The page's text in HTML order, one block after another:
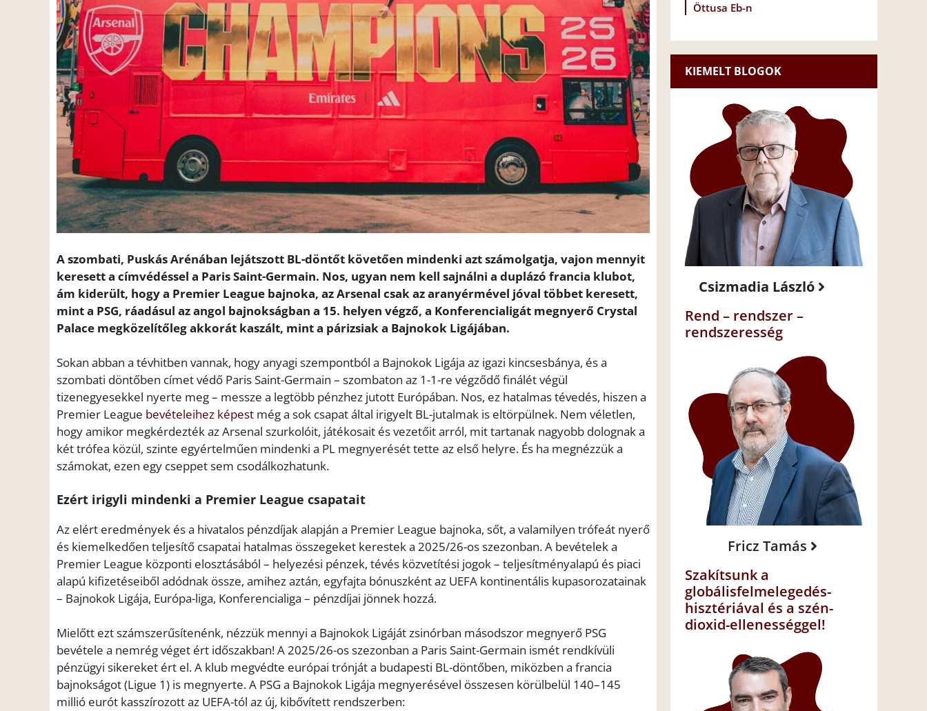
A szombati, Puskás Arénában lejátszott BL-döntőt követően mindenki azt számolgatja, vajon mennyit
keresett a címvédéssel a Paris Saint-Germain. Nos, ugyan nem kell sajnálni a duplázó francia klubot,
ám kiderült, hogy a Premier League bajnoka, az Arsenal csak az aranyérmével jóval többet keresett,
mint a PSG, ráadásul az angol bajnokságban a 15. helyen végző, a Konferencialigát megnyerő Crystal
Palace megközelítőleg akkorát kaszált, mint a párizsiak a Bajnokok Ligájában.
Sokan abban a tévhitben vannak, hogy anyagi szempontból a Bajnokok Ligája az igazi kincsesbánya, és a
szombati döntőben címet védő Paris Saint-Germain – szombaton az 1-1-re végződő finálét végül
tizenegyesekkel nyerte meg – messze a legtöbb pénzhez jutott Európában. Nos, ez hatalmas tévedés, hiszen a
Premier League bevételeihez képest még a sok csapat által irigyelt BL-jutalmak is eltörpülnek. Nem véletlen,
hogy amikor megkérdezték az Arsenal szurkolóit, játékosait és vezetőit arról, mit tartanak nagyobb dolognak a
két trófea közül, szinte egyértelműen mindenki a PL megnyerését tette az első helyre. És ha megnézzük a
számokat, ezen egy cseppet sem csodálkozhatunk.
Ezért irigyli mindenki a Premier League csapatait
Az elért eredmények és a hivatalos pénzdíjak alapján a Premier League bajnoka, sőt, a valamilyen trófeát nyerő
és kiemelkedően teljesítő csapatai hatalmas összegeket kerestek a 2025/26-os szezonban. A bevételek a
Premier League központi elosztásából – helyezési pénzek, tévés közvetítési jogok – teljesítményalapú és piaci
alapú kifizetéseiből adódnak össze, amihez aztán, egyfajta bónuszként az UEFA kontinentális kupasorozatainak
– Bajnokok Ligája, Európa-liga, Konferencialiga – pénzdíjai jönnek hozzá.
Mielőtt ezt számszerűsítenénk, nézzük mennyi a Bajnokok Ligáját zsinórban másodszor megnyerő PSG
bevétele a nemrég véget ért időszakban! A 2025/26-os szezonban a Paris Saint-Germain ismét rendkívüli
pénzügyi sikereket ért el. A klub megvédte európai trónját a budapesti BL-döntőben, miközben a francia
bajnokságot (Ligue 1) is megnyerte. A PSG a Bajnokok Ligája megnyerésével összesen körülbelül 140–145
millió eurót kasszírozott az UEFA-tól az új, kibővített rendszerben:
Öttusa Eb-n
KIEMELT BLOGOK
Csizmadia László
Rend – rendszer –
rendszeresség
Fricz Tamás
Szakítsunk a
globálisfelmelegedés-
hisztériával és a szén-
dioxid-ellenességgel!